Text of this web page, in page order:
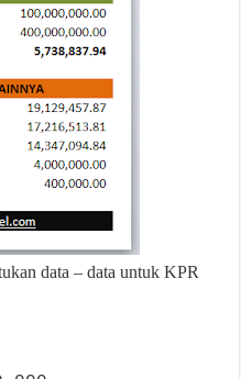
data – data untuk KPR